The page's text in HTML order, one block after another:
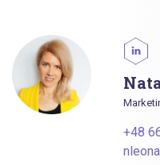
+48